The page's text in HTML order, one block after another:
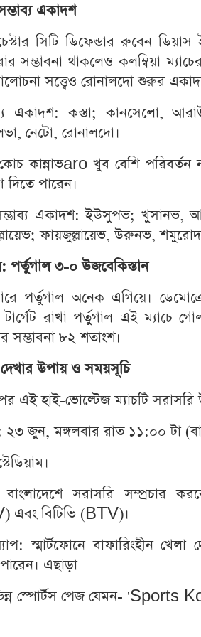
একাদশ
সিটি ডিফেন্ডার রুবেন
সম্ভাবনা থাকলেও কলম্বিয়া
সত্ত্বেও রোনালদো শুরুর
একাদশ: কস্তা; কানসেলো,
নেটো, রোনালদো।
কান্নাভaro খুব বেশি
পারেন।
একাদশ: ইউসুপভ; খুসানভ,
ফায়জুল্লায়েভ, উরুনভ,
পর্তুগাল ৩-০ উজবেকিস্তান
পর্তুগাল অনেক এগিয়ে।
রাখা পর্তুগাল এই ম্যাচে
সম্ভাবনা ৮২ শতাংশ।
উপায় ও সময়সূচি
এই হাই-ভোল্টেজ ম্যাচটি
জুন, মঙ্গলবার রাত ১১:০০ টা
বাংলাদেশে সরাসরি
বিটিভি (BTV)।
স্মার্টফোনে বাফারিংহীন
এছাড়া
স্পোর্টস পেজ যেমন-